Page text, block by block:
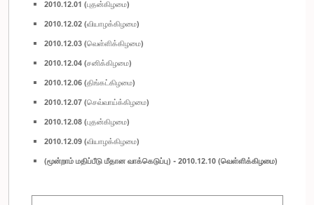
2010.12.01 (புதன்கிழமை)
2010.12.02 (வியாழக்கிழமை)
2010.12.03 (வெள்ளிக்கிழமை)
2010.12.04 (சனிக்கிழமை)
2010.12.06 (திங்கட்கிழமை)
2010.12.07 (செவ்வாய்க்கிழமை)
2010.12.08 (புதன்கிழமை)
2010.12.09 (வியாழக்கிழமை)
(மூன்றாம் மதிப்பீடு மீதான வாக்கெடுப்பு) - 2010.12.10 (வெள்ளிக்கிழமை)